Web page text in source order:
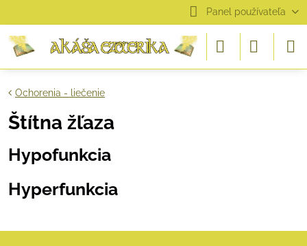
Panel používateľa
Ochorenia - liečenie
Štítna žľaza
Hypofunkcia
Hyperfunkcia